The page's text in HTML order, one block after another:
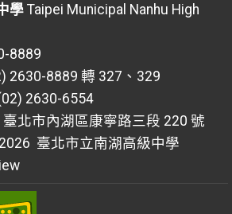
學Taipei Municipal Nanhu High
8889
2630-8889 轉 327、329
2630-6554
北市內湖區康寧路三段 220 號
臺北市立南湖高級中學